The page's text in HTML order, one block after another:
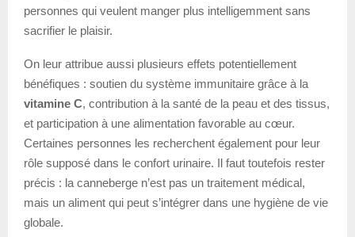
personnes qui veulent manger plus intelligemment sans
sacrifier le plaisir.
On leur attribue aussi plusieurs effets potentiellement
bénéfiques : soutien du système immunitaire grâce à la
vitamine C, contribution à la santé de la peau et des tissus,
et participation à une alimentation favorable au cœur.
Certaines personnes les recherchent également pour leur
rôle supposé dans le confort urinaire. Il faut toutefois rester
précis : la canneberge n’est pas un traitement médical,
mais un aliment qui peut s’intégrer dans une hygiène de vie
globale.